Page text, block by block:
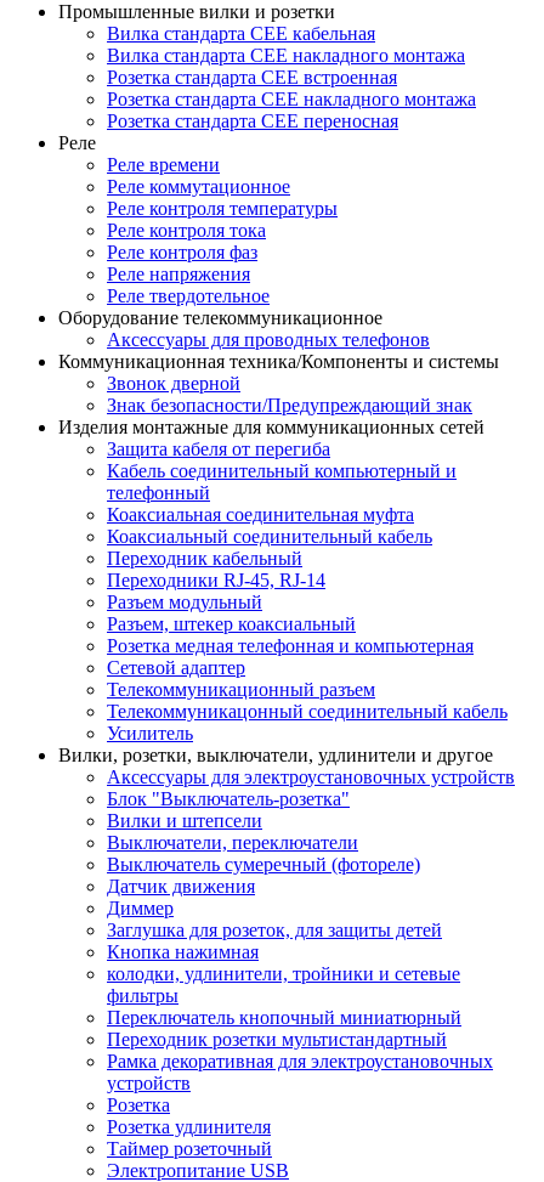
Промышленные вилки и розетки
Вилка стандарта CEE кабельная
Вилка стандарта CEE накладного монтажа
Розетка стандарта CEE встроенная
Розетка стандарта СЕЕ накладного монтажа
Розетка стандарта СЕЕ переносная
Реле
Реле времени
Реле коммутационное
Реле контроля температуры
Реле контроля тока
Реле контроля фаз
Реле напряжения
Реле твердотельное
Оборудование телекоммуникационное
Аксессуары для проводных телефонов
Коммуникационная техника/Компоненты и системы
Звонок дверной
Знак безопасности/Предупреждающий знак
Изделия монтажные для коммуникационных сетей
Защита кабеля от перегиба
Кабель соединительный компьютерный и
телефонный
Коаксиальная соединительная муфта
Коаксиальный соединительный кабель
Переходник кабельный
Переходники RJ-45, RJ-14
Разъем модульный
Разъем, штекер коаксиальный
Розетка медная телефонная и компьютерная
Сетевой адаптер
Телекоммуникационный разъем
Телекоммуникацонный соединительный кабель
Усилитель
Вилки, розетки, выключатели, удлинители и другое
Аксессуары для электроустановочных устройств
Блок "Выключатель-розетка"
Вилки и штепсели
Выключатели, переключатели
Выключатель сумеречный (фотореле)
Датчик движения
Диммер
Заглушка для розеток, для защиты детей
Кнопка нажимная
колодки, удлинители, тройники и сетевые
фильтры
Переключатель кнопочный миниатюрный
Переходник розетки мультистандартный
Рамка декоративная для электроустановочных
устройств
Розетка
Розетка удлинителя
Таймер розеточный
Электропитание USB